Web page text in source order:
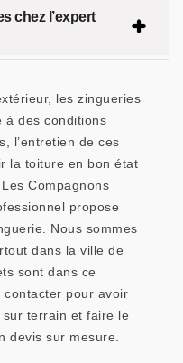
chez l’expert
les zingueries
à des conditions
l’entretien de ces
la toiture en bon état
Compagnons
propose
Nous sommes
dans la ville de
sont dans ce
contacter pour avoir
terrain et faire le
devis sur mesure.